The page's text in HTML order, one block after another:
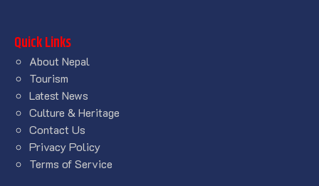
Quick Links
About Nepal
Tourism
Latest News
Culture & Heritage
Contact Us
Privacy Policy
Terms of Service